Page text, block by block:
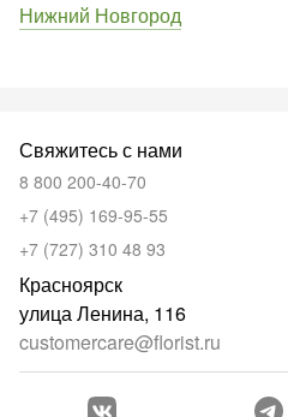
Нижний Новгород
Свяжитесь с нами
8 800 200-40-70
+7 (495) 169-95-55
+7 (727) 310 48 93
Красноярск
улица Ленина, 116
customercare@florist.ru